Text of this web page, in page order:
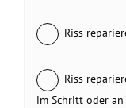
Riss
Riss
im Schritt oder an